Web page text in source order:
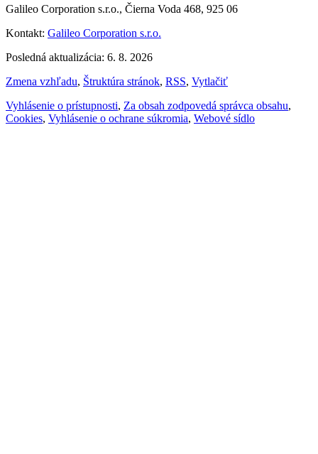
Galileo Corporation s.r.o., Čierna Voda 468, 925 06
Kontakt: Galileo Corporation s.r.o.
Posledná aktualizácia: 6. 8. 2026
Zmena vzhľadu, Štruktúra stránok, RSS, Vytlačiť
Vyhlásenie o prístupnosti, Za obsah zodpovedá správca obsahu,
Cookies, Vyhlásenie o ochrane súkromia, Webové sídlo